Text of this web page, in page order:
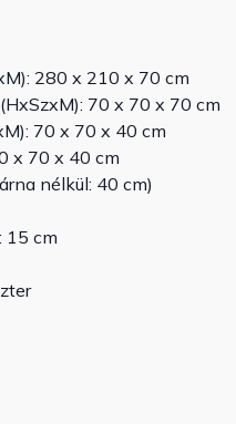
280 x 210 x 70 cm
70 x 70 x 70 cm
70 x 70 x 40 cm
x 70 x 40 cm
nélkül: 40 cm)
15 cm